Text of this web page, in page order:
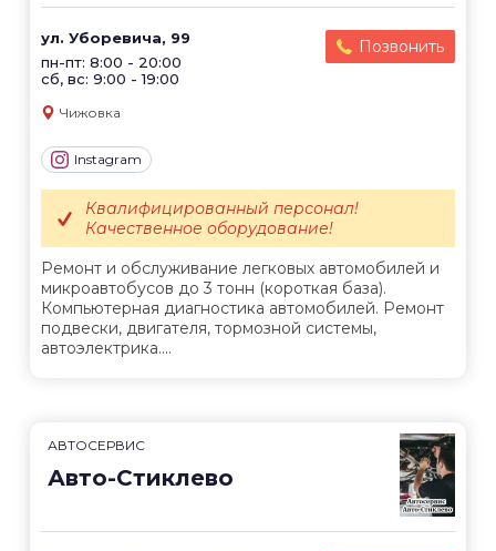
ул. Уборевича, 99
пн-пт: 8:00 - 20:00
сб, вс: 9:00 - 19:00
Позвонить
Чижовка
Instagram
Ремонт и обслуживание легковых автомобилей и
микроавтобусов до 3 тонн (короткая база).
Компьютерная диагностика автомобилей. Ремонт
подвески, двигателя, тормозной системы,
автоэлектрика....
Квалифицированный персонал!
Качественное оборудование!
АВТОСЕРВИС
Авто-Стиклево